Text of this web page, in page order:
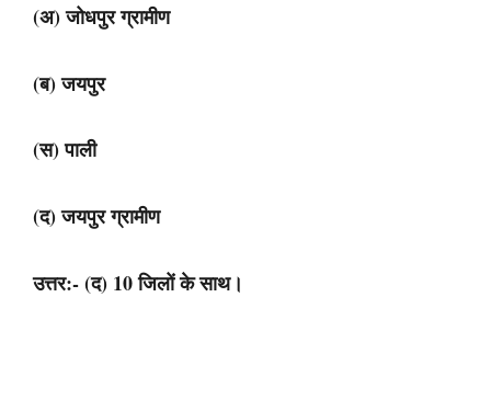
(अ) जोधपुर ग्रामीण
(ब) जयपुर
(स) पाली
(द) जयपुर ग्रामीण
उत्तर:- (द) 10 जिलों के साथ।